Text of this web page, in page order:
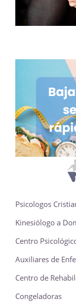
Psicologos
Kinesiólogo a
Centro
Auxiliares de
Centro de
Congeladoras